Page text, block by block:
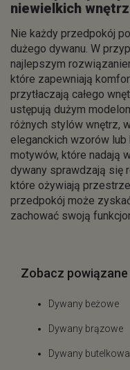
niewielkich wnętrz
Nie każdy przedpokój
dużego dywanu. W
najlepszym
które zapewniają
przytłaczają całego
ustępują dużym
różnych stylów wnętrz,
eleganckich wzorów
motywów, które nadają
dywany sprawdzają się
które ożywiają
przedpokój może
zachować swoją
Zobacz
Dywany beżowe
Dywany brązowe
Dywany